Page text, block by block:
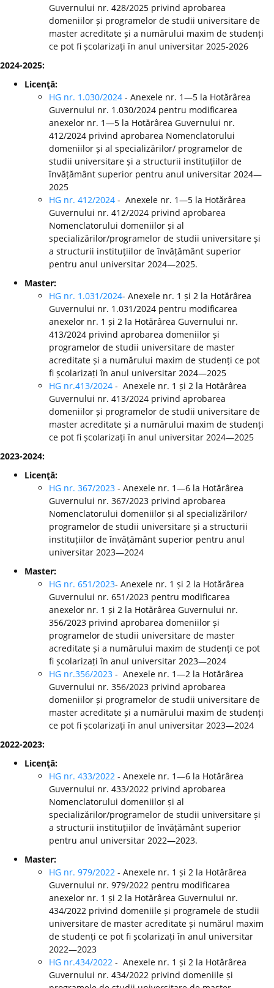
Guvernului nr. 428/2025 privind aprobarea
domeniilor și programelor de studii universitare de
master acreditate și a numărului maxim de studenți
ce pot fi școlarizați în anul universitar 2025-2026
2024-2025:
Licenţă:
HG nr. 1.030/2024 - Anexele nr. 1—5 la Hotărârea
Guvernului nr. 1.030/2024 pentru modificarea
anexelor nr. 1—5 la Hotărârea Guvernului nr.
412/2024 privind aprobarea Nomenclatorului
domeniilor și al specializărilor/ programelor de
studii universitare și a structurii instituțiilor de
învățământ superior pentru anul universitar 2024—
2025
HG nr. 412/2024 - Anexele nr. 1—5 la Hotărârea
Guvernului nr. 412/2024 privind aprobarea
Nomenclatorului domeniilor și al
specializărilor/programelor de studii universitare și
a structurii instituțiilor de învățământ superior
pentru anul universitar 2024—2025.
Master:
HG nr. 1.031/2024- Anexele nr. 1 și 2 la Hotărârea
Guvernului nr. 1.031/2024 pentru modificarea
anexelor nr. 1 și 2 la Hotărârea Guvernului nr.
413/2024 privind aprobarea domeniilor și
programelor de studii universitare de master
acreditate și a numărului maxim de studenți ce pot
fi școlarizați în anul universitar 2024—2025
HG nr.413/2024 - Anexele nr. 1 și 2 la Hotărârea
Guvernului nr. 413/2024 privind aprobarea
domeniilor și programelor de studii universitare de
master acreditate și a numărului maxim de studenți
ce pot fi școlarizați în anul universitar 2024—2025
2023-2024:
Licenţă:
HG nr. 367/2023 - Anexele nr. 1—6 la Hotărârea
Guvernului nr. 367/2023 privind aprobarea
Nomenclatorului domeniilor și al specializărilor/
programelor de studii universitare și a structurii
instituțiilor de învățământ superior pentru anul
universitar 2023—2024
Master:
HG nr. 651/2023- Anexele nr. 1 și 2 la Hotărârea
Guvernului nr. 651/2023 pentru modificarea
anexelor nr. 1 și 2 la Hotărârea Guvernului nr.
356/2023 privind aprobarea domeniilor și
programelor de studii universitare de master
acreditate și a numărului maxim de studenți ce pot
fi școlarizați în anul universitar 2023—2024
HG nr.356/2023 - Anexele nr. 1—2 la Hotărârea
Guvernului nr. 356/2023 privind aprobarea
domeniilor și programelor de studii universitare de
master acreditate și a numărului maxim de studenți
ce pot fi școlarizați în anul universitar 2023—2024
2022-2023:
Licenţă:
HG nr. 433/2022 - Anexele nr. 1—6 la Hotărârea
Guvernului nr. 433/2022 privind aprobarea
Nomenclatorului domeniilor și al
specializărilor/programelor de studii universitare și
a structurii instituțiilor de învățământ superior
pentru anul universitar 2022—2023.
Master:
HG nr. 979/2022 - Anexele nr. 1 și 2 la Hotărârea
Guvernului nr. 979/2022 pentru modificarea
anexelor nr. 1 și 2 la Hotărârea Guvernului nr.
434/2022 privind domeniile și programele de studii
universitare de master acreditate și numărul maxim
de studenți ce pot fi școlarizați în anul universitar
2022—2023
HG nr.434/2022 - Anexele nr. 1 și 2 la Hotărârea
Guvernului nr. 434/2022 privind domeniile și